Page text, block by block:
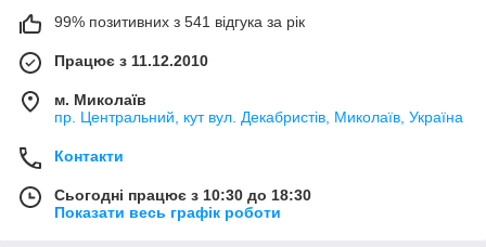
99% позитивних з 541 відгука за рік
Працює з 11.12.2010
м. Миколаїв
пр. Центральний, кут вул. Декабристів, Миколаїв, Україна
Контакти
Сьогодні працює з 10:30 до 18:30
Показати весь графік роботи